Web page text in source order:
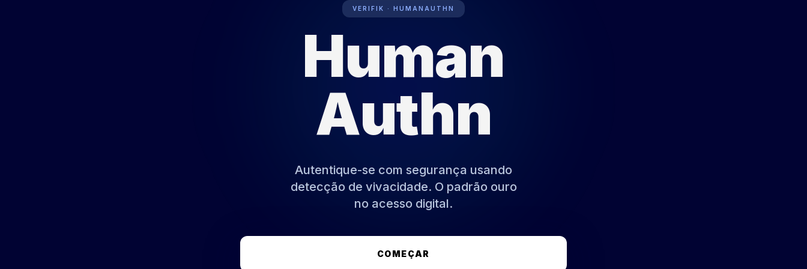
VERIFIK · HUMANAUTHN
Human
Authn
Autentique-se com segurança usando
detecção de vivacidade. O padrão ouro
no acesso digital.
COMEÇAR